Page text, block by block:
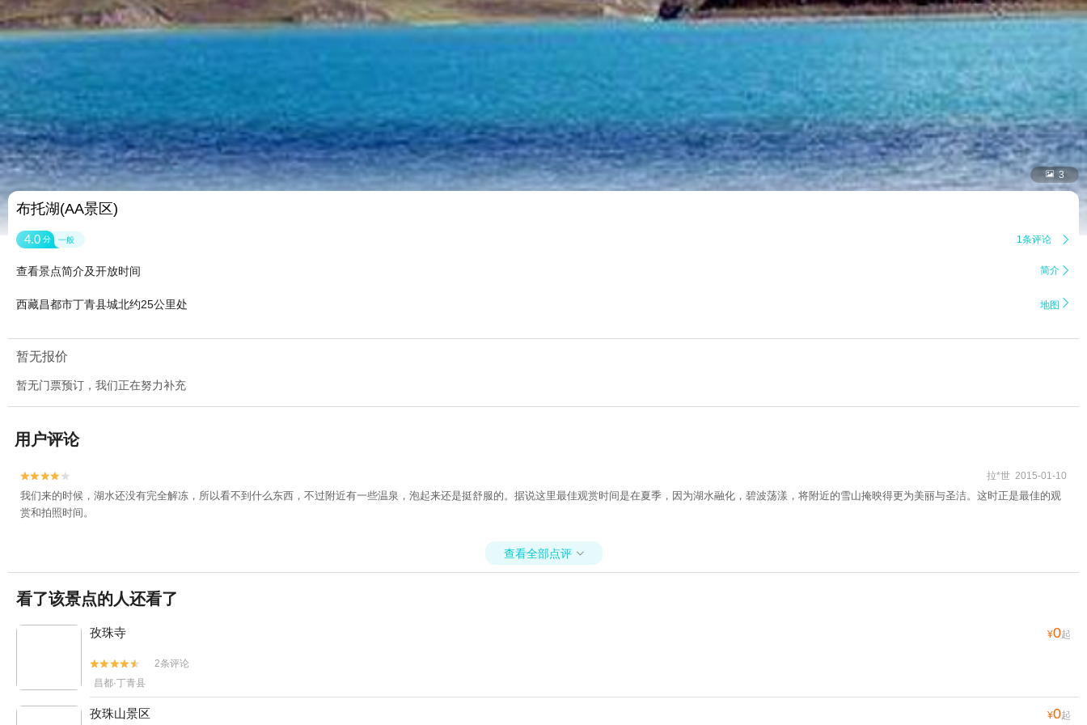
 3
布托湖(AA景区)
4.0 分 一般 1条评论 
查看景点简介及开放时间 简介 
西藏昌都市丁青县城北约25公里处 地图 
暂无报价
暂无门票预订，我们正在努力补充
用户评论

 拉*世 2015-01-10
我们来的时候，湖水还没有完全解冻，所以看不到什么东西，不过附近有一些温泉，泡起来还是挺舒服的。据说这里最佳观赏时间是在夏季，因为湖水融化，碧波荡漾，将附近的雪山掩映得更为美丽与圣洁。这时正是最佳的观
赏和拍照时间。
查看全部点评 
看了该景点的人还看了
孜珠寺 ¥0起


2条评论
昌都·丁青县
孜珠山景区 ¥0起